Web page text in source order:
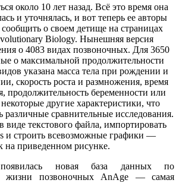
около 10 лет назад. Всё это время она
и уточнялась, и вот теперь ее авторы
о своем детище на страницах
Biology. Нынешняя версия
о 4083 видах позвоночных. Для 3650
о максимальной продолжительности
указана масса тела при рождении и
скорость роста и размножения, время
продолжительность беременности или
другие характеристики, что
различные сравнительные исследования.
виде текстового файла, импортировать
и строить всевозможные графики —
на приведенном рисунке.